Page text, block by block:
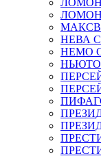
НЕВА
НЕМО